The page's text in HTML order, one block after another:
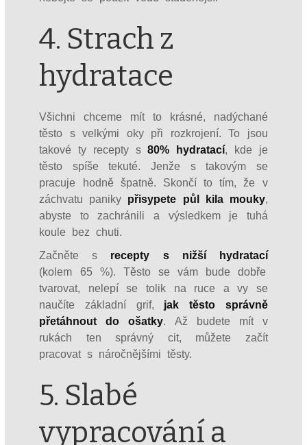
4. Strach z
hydratace
Všichni chceme mít to krásné, nadýchané
těsto s velkými oky při rozkrojení. To jsou
takové ty recepty s80% hydratací, kde je
těsto spíše tekuté. Jenže s takovým se
pracuje hodně špatně. Skončí to tím, že v
záchvatu paniky přisypete půl kila mouky,
abyste to zachránili a výsledkem je tuhá
koule bez chuti.
Začněte s recepty s nižší hydratací
(kolem 65 %). Těsto se vám bude dobře
tvarovat, nelepí se tolik na ruce a vy se
naučíte základní grif, jak těsto správně
přetáhnout do ošatky. Až budete mít v
rukách ten správný cit, můžete začít
pracovat s náročnějšími těsty.
5. Slabé
vypracování a